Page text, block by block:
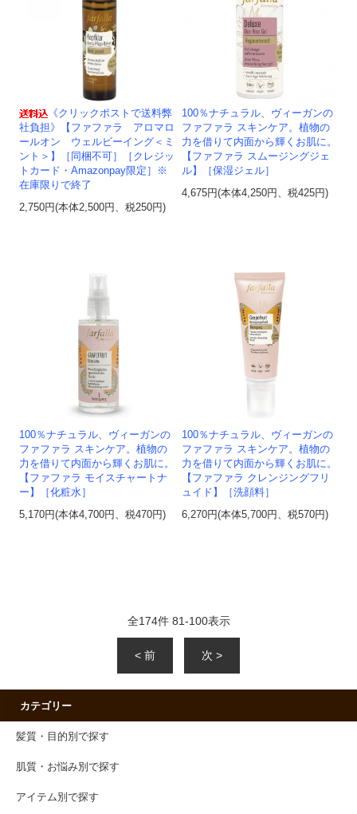
《クリックポストで送料弊
社負担》【ファファラ アロマロ
ールオン ウェルビーイング＜ミ
ント＞】［同梱不可］［クレジッ
トカード・Amazonpay限定］※
在庫限りで終了
2,750円(本体2,500円、税250円)
100％ナチュラル、ヴィーガンの
ファファラ スキンケア。植物の
力を借りて内面から輝くお肌に。
【ファファラ スムージングジェ
ル】［保湿ジェル］
4,675円(本体4,250円、税425円)
100％ナチュラル、ヴィーガンの
ファファラ スキンケア。植物の
力を借りて内面から輝くお肌に。
【ファファラ モイスチャートナ
ー】［化粧水］
5,170円(本体4,700円、税470円)
100％ナチュラル、ヴィーガンの
ファファラ スキンケア。植物の
力を借りて内面から輝くお肌に。
【ファファラ クレンジングフリ
ュイド】［洗顔料］
6,270円(本体5,700円、税570円)
全174件 81-100表示
< 前 次 >
カテゴリー
髪質・目的別で探す
肌質・お悩み別で探す
アイテム別で探す